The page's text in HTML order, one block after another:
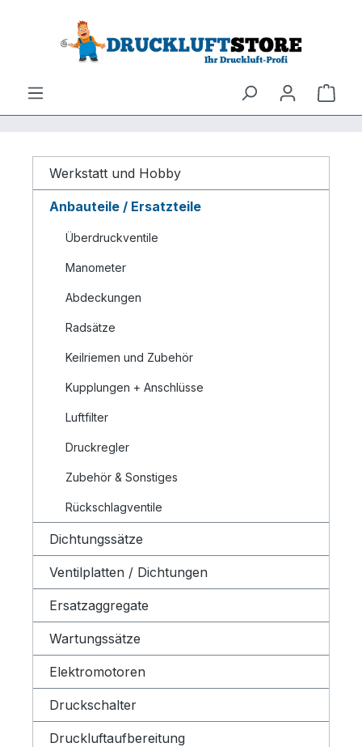
Hauptinhalt springen
Zur Suche springen
Werkstatt und Hobby
Anbauteile / Ersatzteile
Überdruckventile
Manometer
Abdeckungen
Radsätze
Keilriemen und Zubehör
Kupplungen + Anschlüsse
Luftfilter
Druckregler
Zubehör & Sonstiges
Rückschlagventile
Dichtungssätze
Ventilplatten / Dichtungen
Ersatzaggregate
Wartungssätze
Elektromotoren
Druckschalter
Druckluftaufbereitung